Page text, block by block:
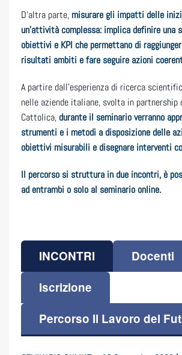
D’altra parte, misurare gli impatti delle
un’attività complessa: implica definire una
obiettivi e KPI che permettano di
risultati ambiti e fare seguire azioni
A partire dall’esperienza di ricerca
nelle aziende italiane, svolta in partnership
Cattolica, durante il seminario verranno
strumenti e i metodi a disposizione delle
obiettivi misurabili e disegnare interventi
Il percorso si struttura in due incontri, è
ad entrambi o solo al seminario online.
INCONTRI
Docenti
Iscrizione
Percorso Il Lavoro del